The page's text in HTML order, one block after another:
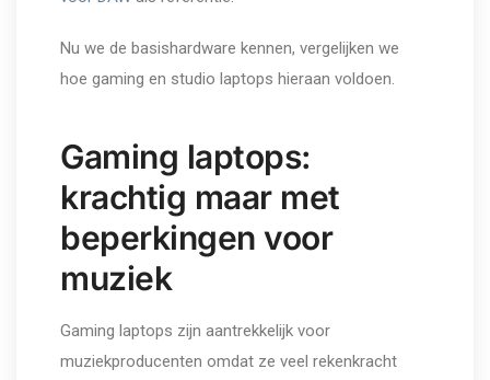
Nu we de basishardware kennen, vergelijken we
hoe gaming en studio laptops hieraan voldoen.
Gaming laptops:
krachtig maar met
beperkingen voor
muziek
Gaming laptops zijn aantrekkelijk voor
muziekproducenten omdat ze veel rekenkracht